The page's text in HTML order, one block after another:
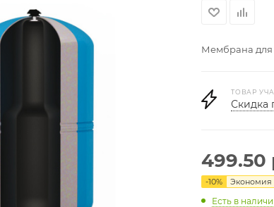
Мембрана для
ТОВАР
Скидка
499.50
-10% Экономия
Есть в